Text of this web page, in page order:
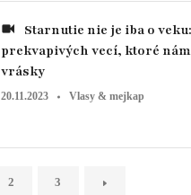
prekvapivých vecí, ktoré
vrásky
20.11.2023 Vlasy & mejkap
2 3